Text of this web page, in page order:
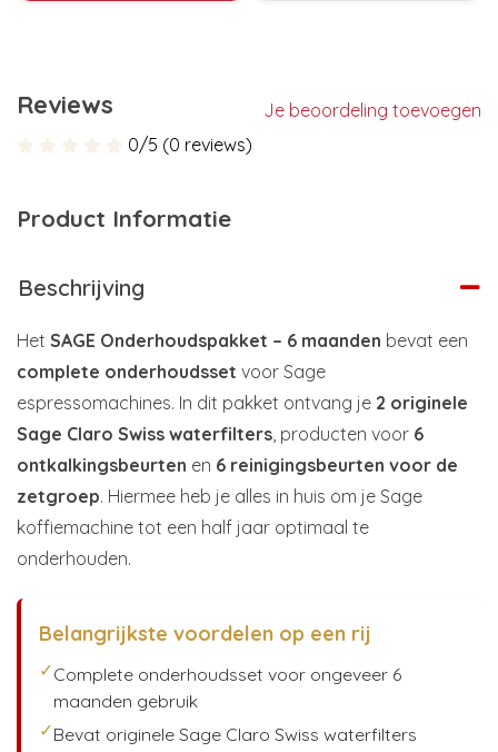
Reviews
Je beoordeling toevoegen
0/5 (0 reviews)
Product Informatie
Beschrijving
Het SAGE Onderhoudspakket – 6 maanden bevat een
complete onderhoudsset voor Sage
espressomachines. In dit pakket ontvang je 2 originele
Sage Claro Swiss waterfilters, producten voor 6
ontkalkingsbeurten en 6 reinigingsbeurten voor de
zetgroep. Hiermee heb je alles in huis om je Sage
koffiemachine tot een half jaar optimaal te
onderhouden.
Belangrijkste voordelen op een rij
✓Complete onderhoudsset voor ongeveer 6
maanden gebruik
✓Bevat originele Sage Claro Swiss waterfilters